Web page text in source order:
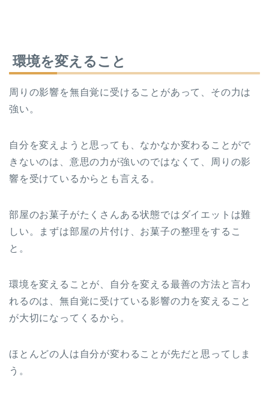
環境を変えること
周りの影響を無自覚に受けることがあって、その力は
強い。
自分を変えようと思っても、なかなか変わることがで
きないのは、意思の力が強いのではなくて、周りの影
響を受けているからとも言える。
部屋のお菓子がたくさんある状態ではダイエットは難
しい。まずは部屋の片付け、お菓子の整理をするこ
と。
環境を変えることが、自分を変える最善の方法と言わ
れるのは、無自覚に受けている影響の力を変えること
が大切になってくるから。
ほとんどの人は自分が変わることが先だと思ってしま
う。